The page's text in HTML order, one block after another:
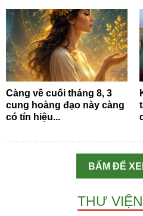
Càng về cuối tháng 8, 3
cung hoàng đạo này càng
có tín hiệu...
BẤM ĐỂ
THƯ